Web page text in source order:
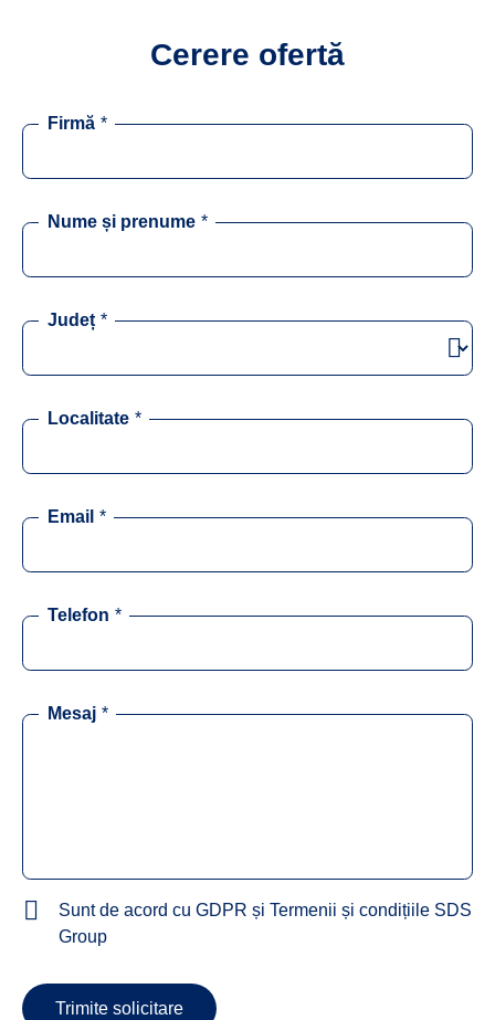
Cerere ofertă
Firmă *
Nume și prenume *
Județ *
Localitate *
Email *
Telefon *
Mesaj *
Sunt de acord cu GDPR și Termenii și condițiile SDS
Group
Trimite solicitare